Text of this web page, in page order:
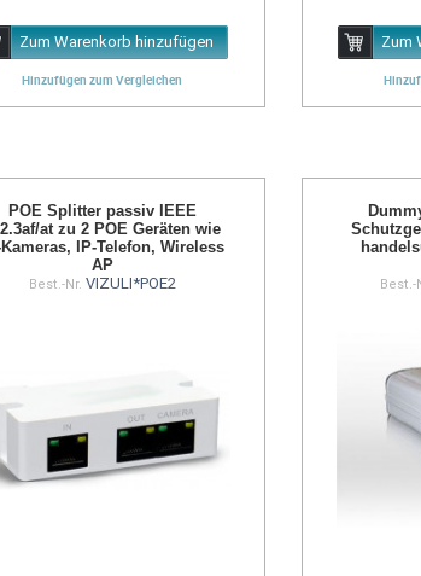
Zum Warenkorb hinzufügen
Hinzufügen zum Vergleichen
Zum
POE Splitter passiv IEEE
at zu 2 POE Geräten wie
IP-Telefon, Wireless
AP
Best.-Nr. VIZULI*POE2 Best.-